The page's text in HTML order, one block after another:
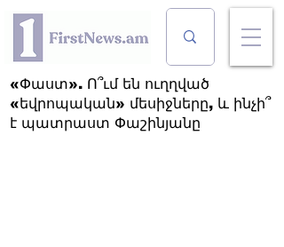
«Փաստ». Ո՞ւմ են ուղղված
«եվրոպական» մեսիջները, և ինչի՞
է պատրաստ Փաշինյանը